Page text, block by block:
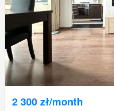
2 300 zł/month